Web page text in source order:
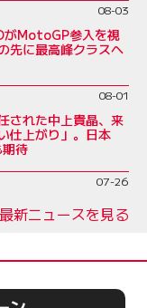
08-03
がMotoGP参入を視
先に最高峰クラスへ
08-01
された中上貴晶、来
仕上がり」。日本
待
07-26
新ニュースを見る